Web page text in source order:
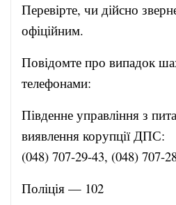
Перевірте, чи дійсно
офіційним.
Повідомте про випадок
телефонами:
Південне управління з
виявлення корупції ДПС:
(048) 707-29-43, (048) 707-
Поліція — 102